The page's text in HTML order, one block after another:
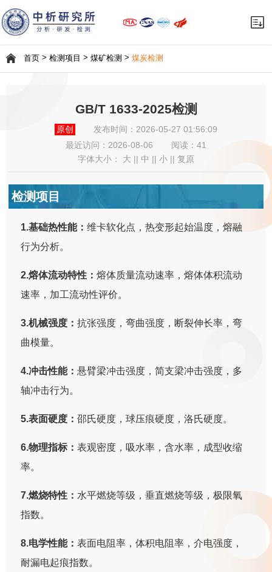
首页> 检测项目 > 煤矿检测 > 煤炭检测
GB/T 1633-2025检测
原创
发布时间：2026-05-27 01:56:09
最近访问：2026-08-06
阅读：41
字体大小： 大 中 小 复原
检测项目
1.基础热性能：维卡软化点，热变形起始温度，熔融
行为分析。
2.熔体流动特性：熔体质量流动速率，熔体体积流动
速率，加工流动性评价。
3.机械强度：抗张强度，弯曲强度，断裂伸长率，弯
曲模量。
4.冲击性能：悬臂梁冲击强度，简支梁冲击强度，多
轴冲击行为。
5.表面硬度：邵氏硬度，球压痕硬度，洛氏硬度。
6.物理指标：表观密度，吸水率，含水率，成型收缩
率。
7.燃烧特性： 水平燃烧等级，垂直燃烧等级，极限氧
指数。
8.电学性能：表面电阻率，体积电阻率，介电强度，
耐漏电起痕指数。